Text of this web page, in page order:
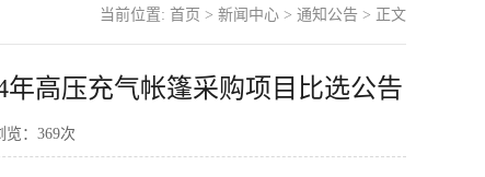
当前位置: 首页 > 新闻中心 > 通知公告 > 正文
高压充气帐篷采购项目比选公告
： 369次